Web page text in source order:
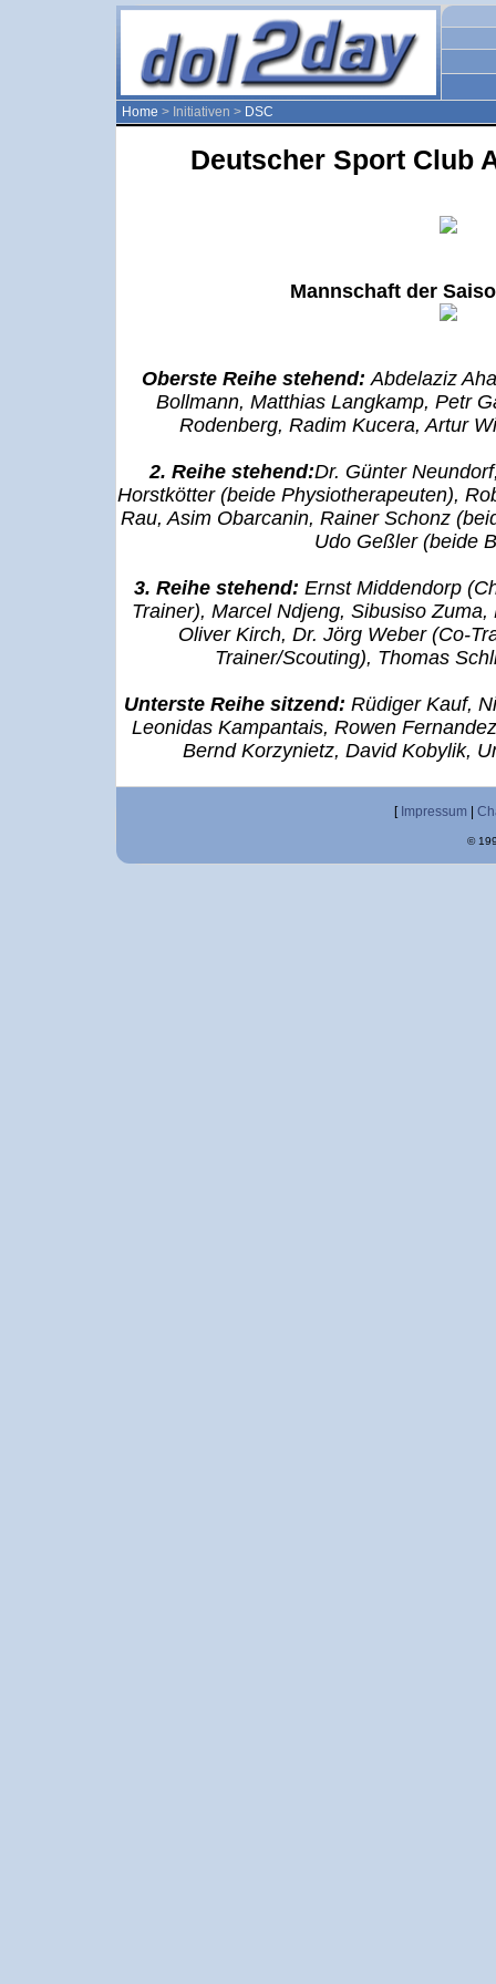
Home > Initiativen > DSC
Deutscher Sport Club
Mannschaft der
Oberste Reihe stehend: Abdelaziz
Bollmann, Matthias Langkamp, Petr
Rodenberg, Radim Kucera, Artur
2. Reihe stehend:Dr. Günter
Horstkötter (beide Physiotherapeuten),
Rau, Asim Obarcanin, Rainer Schonz
Udo Geßler (beide
3. Reihe stehend: Ernst Middendorp
Trainer), Marcel Ndjeng, Sibusiso
Oliver Kirch, Dr. Jörg Weber (Co-
Trainer/Scouting), Thomas
Unterste Reihe sitzend: Rüdiger Kauf,
Leonidas Kampantais, Rowen
Bernd Korzynietz, David Kobylik,
[ Impressum
©